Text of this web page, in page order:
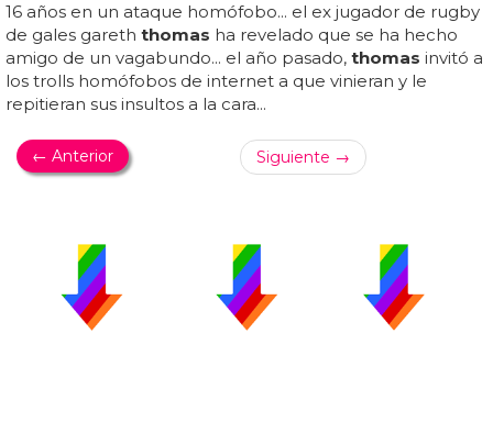
16 años en un ataque homófobo... el ex jugador de rugby
de gales gareth thomas ha revelado que se ha hecho
amigo de un vagabundo... el año pasado, thomas invitó a
los trolls homófobos de internet a que vinieran y le
repitieran sus insultos a la cara...
← Anterior Siguiente →